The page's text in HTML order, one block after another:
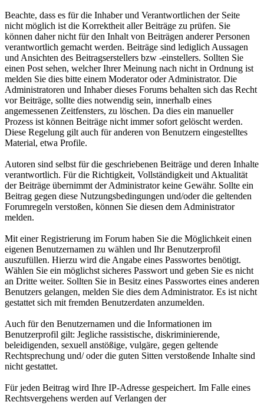
Beachte, dass es für die Inhaber und Verantwortlichen der Seite
nicht möglich ist die Korrektheit aller Beiträge zu prüfen. Sie
können daher nicht für den Inhalt von Beiträgen anderer Personen
verantwortlich gemacht werden. Beiträge sind lediglich Aussagen
und Ansichten des Beitragserstellers bzw -einstellers. Sollten Sie
einen Post sehen, welcher Ihrer Meinung nach nicht in Ordnung ist
melden Sie dies bitte einem Moderator oder Administrator. Die
Administratoren und Inhaber dieses Forums behalten sich das Recht
vor Beiträge, sollte dies notwendig sein, innerhalb eines
angemessenen Zeitfensters, zu löschen. Da dies ein manueller
Prozess ist können Beiträge nicht immer sofort gelöscht werden.
Diese Regelung gilt auch für anderen von Benutzern eingestelltes
Material, etwa Profile.
Autoren sind selbst für die geschriebenen Beiträge und deren Inhalte
verantwortlich. Für die Richtigkeit, Vollständigkeit und Aktualität
der Beiträge übernimmt der Administrator keine Gewähr. Sollte ein
Beitrag gegen diese Nutzungsbedingungen und/oder die geltenden
Forumregeln verstoßen, können Sie diesen dem Administrator
melden.
Mit einer Registrierung im Forum haben Sie die Möglichkeit einen
eigenen Benutzernamen zu wählen und Ihr Benutzerprofil
auszufüllen. Hierzu wird die Angabe eines Passwortes benötigt.
Wählen Sie ein möglichst sicheres Passwort und geben Sie es nicht
an Dritte weiter. Sollten Sie in Besitz eines Passwortes eines anderen
Benutzers gelangen, melden Sie dies dem Administrator. Es ist nicht
gestattet sich mit fremden Benutzerdaten anzumelden.
Auch für den Benutzernamen und die Informationen im
Benutzerprofil gilt: Jegliche rassistische, diskriminierende,
beleidigenden, sexuell anstößige, vulgäre, gegen geltende
Rechtsprechung und/ oder die guten Sitten verstoßende Inhalte sind
nicht gestattet.
Für jeden Beitrag wird Ihre IP-Adresse gespeichert. Im Falle eines
Rechtsvergehens werden auf Verlangen der